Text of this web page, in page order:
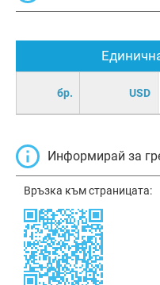
бр. USD
Информирай за
Връзка към страницата: